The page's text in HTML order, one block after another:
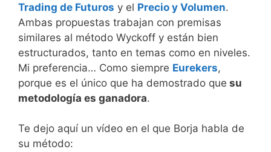
Trading de Futuros y el Precio y Volumen.
Ambas propuestas trabajan con premisas
similares al método Wyckoff y están bien
estructurados, tanto en temas como en niveles.
Mi preferencia… Como siempre Eurekers,
porque es el único que ha demostrado que su
metodología es ganadora.
Te dejo aquí un vídeo en el que Borja habla de
su método: